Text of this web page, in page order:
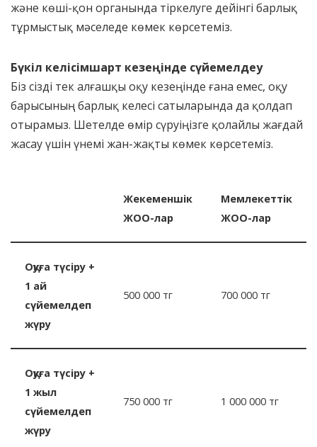
және көші-қон органында тіркелуге дейінгі барлық
тұрмыстық мәселеде көмек көрсетеміз.
Бүкіл келісімшарт кезеңінде сүйемелдеу
Біз сізді тек алғашқы оқу кезеңінде ғана емес, оқу
барысының барлық келесі сатыларында да қолдап
отырамыз. Шетелде өмір сүруіңізге қолайлы жағдай
жасау үшін үнемі жан-жақты көмек көрсетеміз.
Жекеменшік
ЖОО-лар
Мемлекеттік
ЖОО-лар
Оқуға түсіру +
1 ай
сүйемелдеп
жүру
500 000 тг 700 000 тг
Оқуға түсіру +
1 жыл
сүйемелдеп
жүру
750 000 тг 1 000 000 тг